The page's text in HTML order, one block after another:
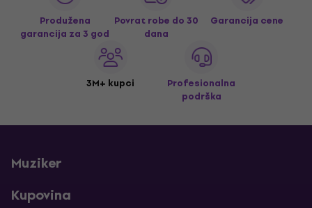
Produžena
garancija za 3 god
Povrat robe do 30
dana
Garancija cene
3M+ kupci
Profesionalna
podrška
Muziker
Kupovina